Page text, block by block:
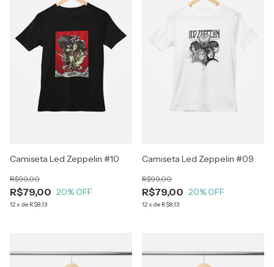
Camiseta Led Zeppelin #10
R$79,00
R$99,00
20% OFF
12x de R$8,13
Camiseta Led Zeppelin #09
R$79,00
R$99,00
20% OFF
12x de R$8,13